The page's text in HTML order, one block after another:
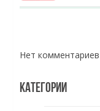
Нет комментариев
КАТЕГОРИИ